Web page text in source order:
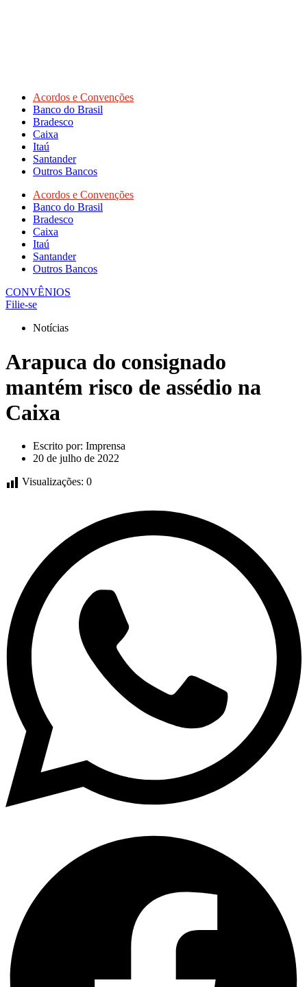
Acordos e Convenções
Banco do Brasil
Bradesco
Caixa
Itaú
Santander
Outros Bancos
Acordos e Convenções
Banco do Brasil
Bradesco
Caixa
Itaú
Santander
Outros Bancos
CONVÊNIOS
Filie-se
Notícias
Arapuca do consignado
mantém risco de assédio na
Caixa
Escrito por: Imprensa
20 de julho de 2022
Visualizações: 0